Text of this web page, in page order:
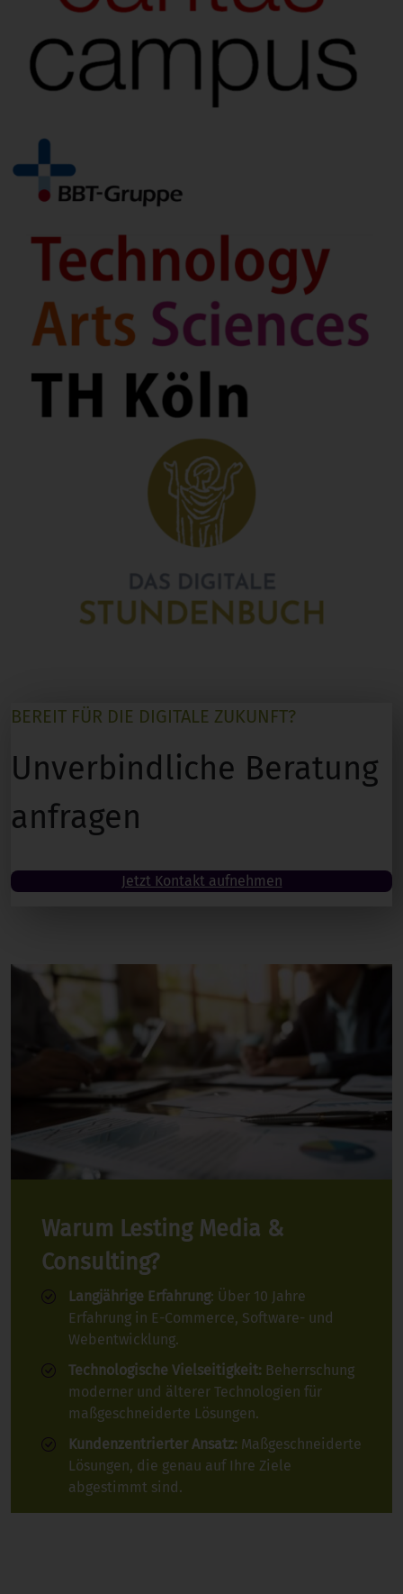
BEREIT FÜR DIE DIGITALE ZUKUNFT?
Unverbindliche Beratung
anfragen
Jetzt Kontakt aufnehmen
Warum Lesting Media &
Consulting?
Langjährige Erfahrung: Über 10 Jahre
Erfahrung in E-Commerce, Software- und
Webentwicklung.
Technologische Vielseitigkeit:Beherrschung
moderner und älterer Technologien für
maßgeschneiderte Lösungen.
Kundenzentrierter Ansatz:Maßgeschneiderte
Lösungen, die genau auf Ihre Ziele
abgestimmt sind.